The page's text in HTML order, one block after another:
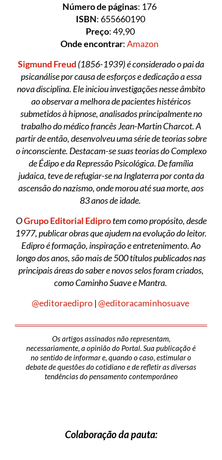
Número de páginas: 176
ISBN: 655660190
Preço: 49,90
Onde encontrar:Amazon
Sigmund Freud (1856-1939) é considerado o pai da
psicanálise por causa de esforços e dedicação a essa
nova disciplina. Ele iniciou investigações nesse âmbito
ao observar a melhora de pacientes histéricos
submetidos à hipnose, analisados principalmente no
trabalho do médico francês Jean-Martin Charcot. A
partir de então, desenvolveu uma série de teorias sobre
o inconsciente. Destacam-se suas teorias do Complexo
de Édipo e da Repressão Psicológica. De família
judaica, teve de refugiar-se na Inglaterra por conta da
ascensão do nazismo, onde morou até sua morte, aos
83 anos de idade.
OGrupo Editorial Ediprotem como propósito, desde
1977, publicar obras que ajudem na evolução do leitor.
Edipro é formação, inspiração e entretenimento. Ao
longo dos anos, são mais de 500 títulos publicados nas
principais áreas do saber e novos selos foram criados,
como Caminho Suave e Mantra.
@editoraedipro|@editoracaminhosuave
Os artigos assinados não representam,
necessariamente, a opinião do Portal. Sua publicação é
no sentido de informar e, quando o caso, estimular o
debate de questões do cotidiano e de refletir as diversas
tendências do pensamento contemporâneo
Colaboração da pauta: